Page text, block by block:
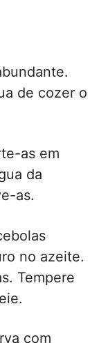
de cozer o
as em
da
as.
no azeite.
Tempere
com